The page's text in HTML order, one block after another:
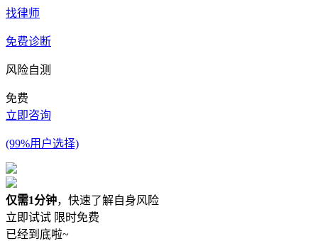
找律师
免费诊断
风险自测
免费
立即咨询
(99%用户选择)
仅需1分钟，快速了解自身风险
立即试试 限时免费
已经到底啦~